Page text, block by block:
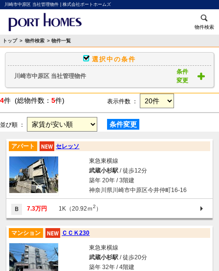
川崎市中原区 当社管理物件 | 株式会社ポートホームズ
物件検索
トップ > 物件検索 > 物件一覧
選択中の条件
川崎市中原区 当社管理物件
条件
変更
4件 (総物件数： 5件) 表示件数 ：
並び順 ： 条件変更
アパート セレッソ
東急東横線
武蔵小杉駅/ 徒歩12分
築年 20年 / 3階建
神奈川県川崎市中原区今井仲町16-16
Ｂ 7.3万円 1K（20.92ｍ2 ）
マンション ＣＣＫ230
東急東横線
武蔵小杉駅/ 徒歩20分
築年 32年 / 4階建